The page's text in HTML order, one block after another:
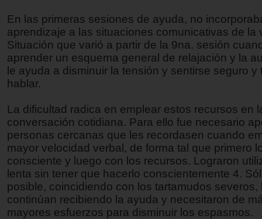
En las primeras sesiones de ayuda, no
aprendizaje a las situaciones comunicativas de la
Situación que varió a partir de la 9na. sesión
aprender un esquema general de relajación y la
le ayuda a disminuir la tensión y sentirse seguro y
hablar.
La dificultad radica en emplear estos recursos en
conversación cotidiana. Para ello fue necesario
personas cercanas que les recordasen cuando
mayor velocidad verbal, de forma tal que primero
consciente y luego con los recursos. Lograron
lenta sin tener que hacerlo conscientemente 4.
posible, coincidiendo con los tartamudos severos,
continúan recibiendo la ayuda y necesitaron de
mayores esfuerzos para disminuir los espasmos.